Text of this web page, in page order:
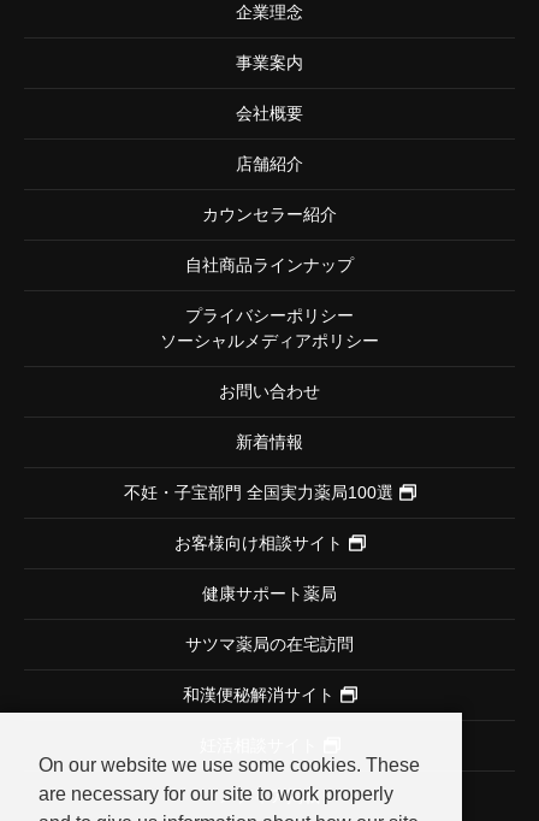
企業理念
事業案内
会社概要
店舗紹介
カウンセラー紹介
自社商品ラインナップ
プライバシーポリシー
ソーシャルメディアポリシー
お問い合わせ
新着情報
不妊・子宝部門 全国実力薬局100選
お客様向け相談サイト
健康サポート薬局
サツマ薬局の在宅訪問
和漢便秘解消サイト
メディア掲載
On our website we use some cookies. These
are necessary for our site to work properly